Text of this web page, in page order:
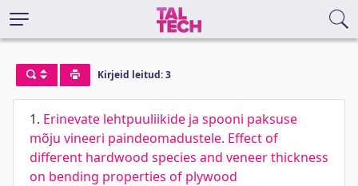
Kirjeid leitud: 3
1. Erinevate lehtpuuliikide ja spooni paksuse
mõju vineeri paindeomadustele. Effect of
different hardwood species and veneer thickness
on bending properties of plywood